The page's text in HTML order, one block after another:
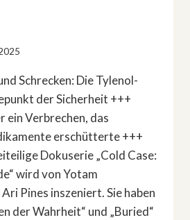
Schrecken: Die Tylenol-
der Sicherheit +++
ein Verbrechen, das
erschütterte +++
Dokuserie „Cold Case:
wird von Yotam
Pines inszeniert. Sie haben
der Wahrheit“ und „Buried“